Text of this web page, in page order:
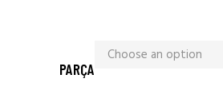
PARÇA
Choose an option